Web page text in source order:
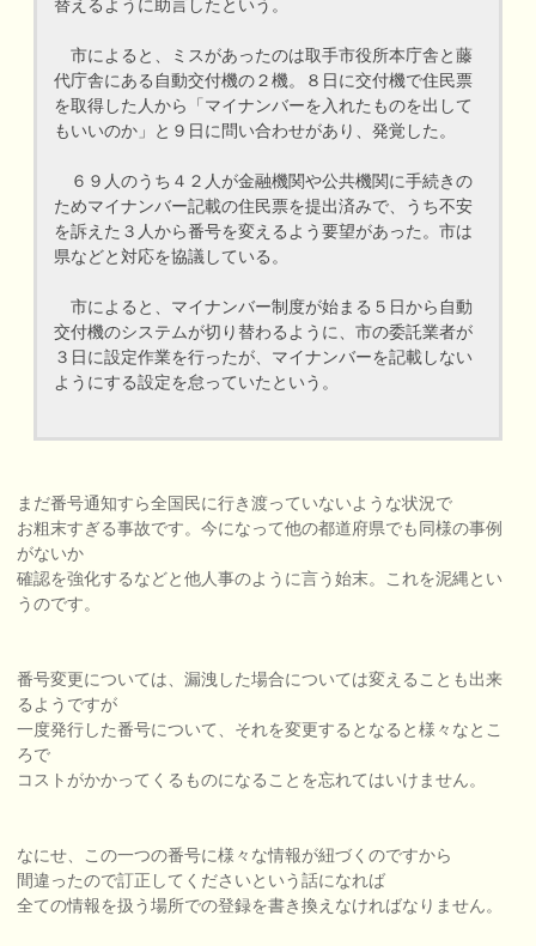
替えるように助言したという。
市によると、ミスがあったのは取手市役所本庁舎と藤
代庁舎にある自動交付機の２機。８日に交付機で住民票
を取得した人から「マイナンバーを入れたものを出して
もいいのか」と９日に問い合わせがあり、発覚した。
６９人のうち４２人が金融機関や公共機関に手続きの
ためマイナンバー記載の住民票を提出済みで、うち不安
を訴えた３人から番号を変えるよう要望があった。市は
県などと対応を協議している。
市によると、マイナンバー制度が始まる５日から自動
交付機のシステムが切り替わるように、市の委託業者が
３日に設定作業を行ったが、マイナンバーを記載しない
ようにする設定を怠っていたという。
まだ番号通知すら全国民に行き渡っていないような状況で
お粗末すぎる事故です。今になって他の都道府県でも同様の事例
がないか
確認を強化するなどと他人事のように言う始末。これを泥縄とい
うのです。
番号変更については、漏洩した場合については変えることも出来
るようですが
一度発行した番号について、それを変更するとなると様々なとこ
ろで
コストがかかってくるものになることを忘れてはいけません。
なにせ、この一つの番号に様々な情報が紐づくのですから
間違ったので訂正してくださいという話になれば
全ての情報を扱う場所での登録を書き換えなければなりません。